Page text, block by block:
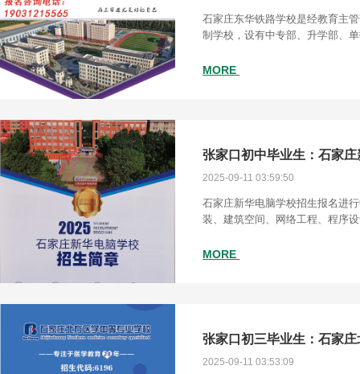
石家庄东华铁路学校是经教育主
制学校，设有中专部、升学部、
门的正确领导及社会各界人士的
MORE
2025-09-11 03:59:50
石家庄新华电脑学校招生报名进
装、建筑空间、网络工程、程序
计算机科学、室内设计、无人机
MORE
2025-09-11 03:53:09